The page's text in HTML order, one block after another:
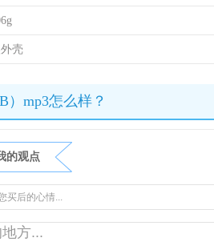
壳
）mp3怎么样？
的观点